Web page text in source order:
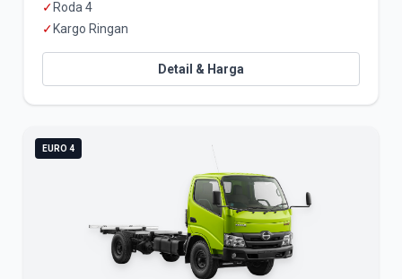
✓ Roda 4
✓ Kargo Ringan
Detail & Harga
EURO 4